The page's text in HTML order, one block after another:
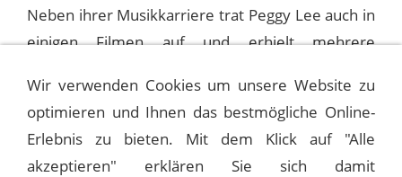
Neben ihrer Musikkarriere trat Peggy Lee auch in
einigen Filmen auf und erhielt mehrere
Grammy Awards und einen Oscar für den Song
"Is That All There Is?".
Wir verwenden Cookies um unsere Website zu
optimieren und Ihnen das bestmögliche Online-
Erlebnis zu bieten. Mit dem Klick auf "Alle
akzeptieren" erklären Sie sich damit